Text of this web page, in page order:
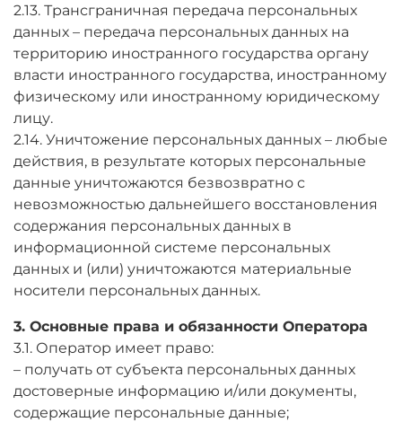
2.13. Трансграничная передача персональных
данных – передача персональных данных на
территорию иностранного государства органу
власти иностранного государства, иностранному
физическому или иностранному юридическому
лицу.
2.14. Уничтожение персональных данных – любые
действия, в результате которых персональные
данные уничтожаются безвозвратно с
невозможностью дальнейшего восстановления
содержания персональных данных в
информационной системе персональных
данных и (или) уничтожаются материальные
носители персональных данных.
3. Основные права и обязанности Оператора
3.1. Оператор имеет право:
– получать от субъекта персональных данных
достоверные информацию и/или документы,
содержащие персональные данные;